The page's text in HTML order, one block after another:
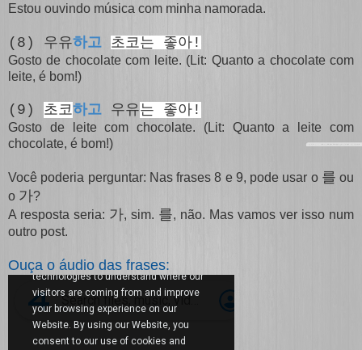
Estou ouvindo música com minha namorada.
(8) 우유하고 초코는 좋아!
Gosto de chocolate com leite. (Lit: Quanto a chocolate com
leite, é bom!)
(9) 초코하고 우유는 좋아!
Gosto de leite com chocolate. (Lit: Quanto a leite com
chocolate, é bom!)
Você poderia perguntar: Nas frases 8 e 9, pode usar o 를 ou
o 가?
A resposta seria: 가, sim. 를, não. Mas vamos ver isso num
outro post.
Ouça o áudio das frases: